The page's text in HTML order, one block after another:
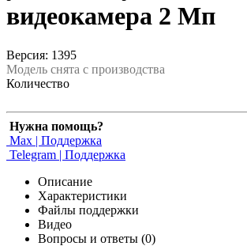
видеокамера 2 Мп
Версия: 1395
Модель снята с производства
Количество
Нужна помощь?
Max | Поддержка
Telegram | Поддержка
Описание
Характеристики
Файлы поддержки
Видео
Вопросы и ответы (0)